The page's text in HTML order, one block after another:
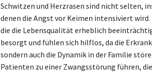
Schwitzen und Herzrasen sind nicht selten,
denen die Angst vor Keimen intensiviert
die die Lebensqualität erheblich
besorgt und fühlen sich hilflos, da die
sondern auch die Dynamik in der Familie
Patienten zu einer Zwangsstörung führen,